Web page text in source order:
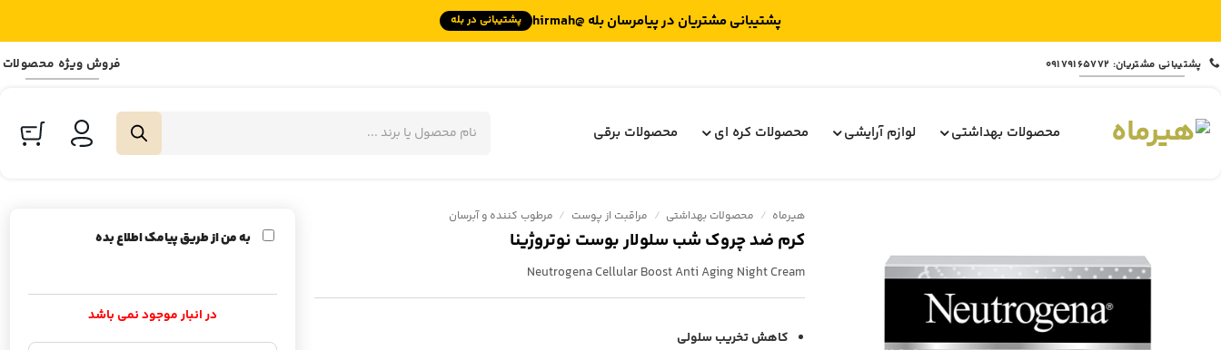
پشتیبانی مشتریان در پیامرسان بله @hirmah پشتیبانی در بله
Skip
to
پشتیبانی مشتریان: 09179165772 فروش ویژه محصولات
محصولات بهداشتی لوازم آرایشی محصولات کره ای محصولات برقی محصولات
هیرماه / محصولات بهداشتی / مراقبت از پوست / مرطوب کننده و آبرسان
کرم ضد چروک شب سلولار بوست نوتروژینا
Neutrogena Cellular Boost Anti Aging Night Cream
کاهش تخریب سلولی
به من از طریق پیامک اطلاع بده
در انبار موجود نمی باشد